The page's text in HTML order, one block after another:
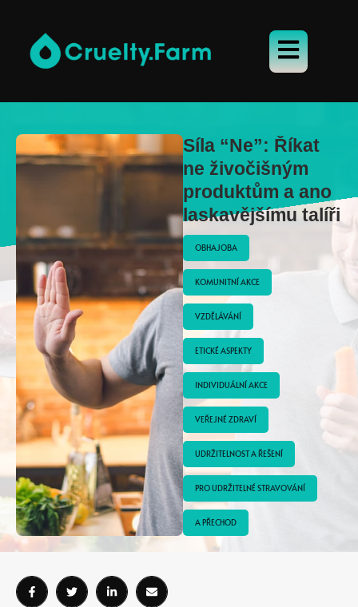
Síla “Ne”: Říkat
ne živočišným
produktům a ano
laskavějšímu talíři
OBHAJOBA
KOMUNITNÍ AKCE
VZDĚLÁVÁNÍ
ETICKÉ ASPEKTY
INDIVIDUÁLNÍ AKCE
VEŘEJNÉ ZDRAVÍ
UDRŽITELNOST A ŘEŠENÍ
PRO UDRŽITELNÉ STRAVOVÁNÍ
A PŘECHOD